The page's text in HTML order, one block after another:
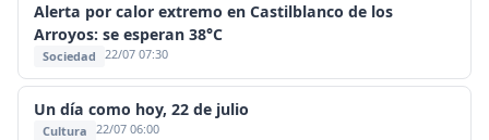
Alerta por calor extremo en Castilblanco de los
Arroyos: se esperan 38°C
Sociedad 22/07 07:30
Un día como hoy, 22 de julio
Cultura 22/07 06:00